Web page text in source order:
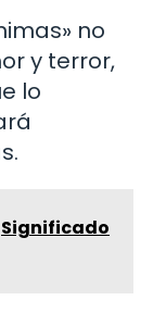
no
y terror,
lo
Significado